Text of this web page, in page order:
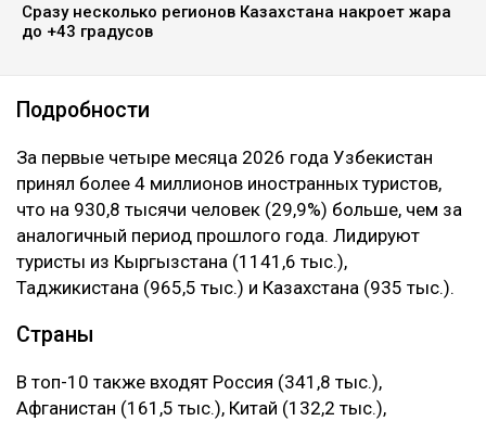
Сразу несколько регионов Казахстана накроет жара
до +43 градусов
Подробности
За первые четыре месяца 2026 года Узбекистан
принял более 4 миллионов иностранных туристов,
что на 930,8 тысячи человек (29,9%) больше, чем за
аналогичный период прошлого года. Лидируют
туристы из Кыргызстана (1141,6 тыс.),
Таджикистана (965,5 тыс.) и Казахстана (935 тыс.).
Страны
В топ-10 также входят Россия (341,8 тыс.),
Афганистан (161,5 тыс.), Китай (132,2 тыс.),